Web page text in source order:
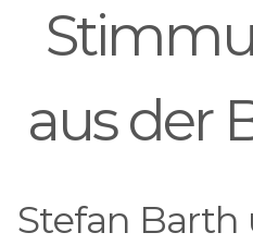
aus der
Stefan Barth